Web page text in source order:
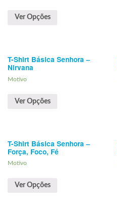
Ver Opções
T-Shirt Básica Senhora –
Nirvana
Motivo
Ver Opções
T-Shirt Básica Senhora –
Força, Foco, Fé
Motivo
Ver Opções